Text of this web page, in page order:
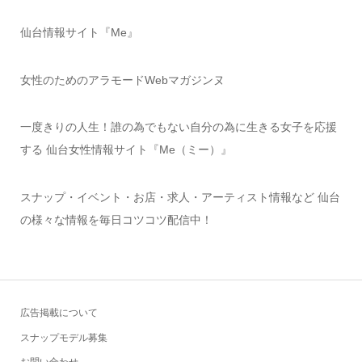
仙台情報サイト『Me』
女性のためのアラモードWebマガジンヌ
一度きりの人生！誰の為でもない自分の為に生きる女子を応援
する 仙台女性情報サイト『Me（ミー）』
スナップ・イベント・お店・求人・アーティスト情報など 仙台
の様々な情報を毎日コツコツ配信中！
広告掲載について
スナップモデル募集